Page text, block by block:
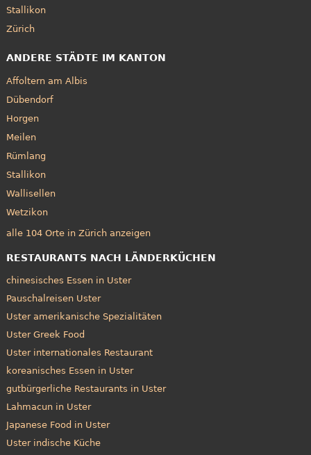
Stallikon
Zürich
ANDERE STÄDTE IM KANTON
Affoltern am Albis
Dübendorf
Horgen
Meilen
Rümlang
Stallikon
Wallisellen
Wetzikon
alle 104 Orte in Zürich anzeigen
RESTAURANTS NACH LÄNDERKÜCHEN
chinesisches Essen in Uster
Pauschalreisen Uster
Uster amerikanische Spezialitäten
Uster Greek Food
Uster internationales Restaurant
koreanisches Essen in Uster
gutbürgerliche Restaurants in Uster
Lahmacun in Uster
Japanese Food in Uster
Uster indische Küche